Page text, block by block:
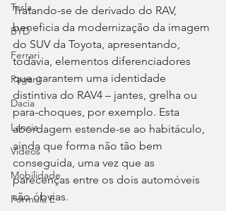
Tesla
BYD
Ferrari
Pagani
Dacia
Lancia
Videos
Mobilidade
Fórmula E
Tratando-se de derivado do RAV,
beneficia da modernização da imagem
do SUV da Toyota, apresentando,
todavia, elementos diferenciadores
que garantem uma identidade
distintiva do RAV4 – jantes, grelha ou
para-choques, por exemplo. Esta
abordagem estende-se ao habitáculo,
ainda que forma não tão bem
conseguida, uma vez que as
parecenças entre os dois automóveis
são óbvias.